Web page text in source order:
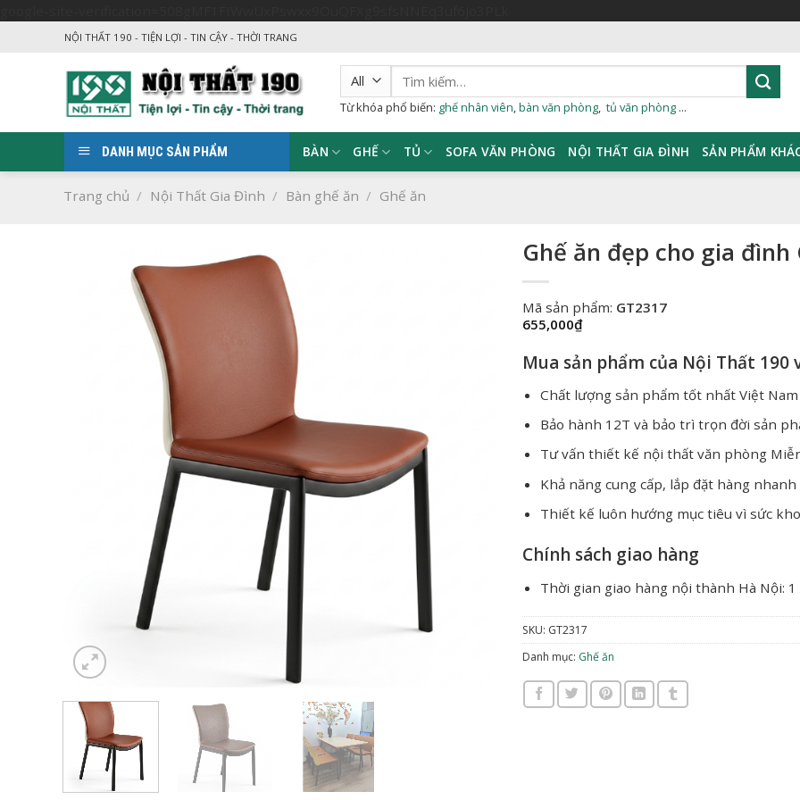
NỘI THẤT 190 - TIỆN LỢI - TIN CẬY - THỜI TRANG
Tìm
kiếm:
Từ khóa phổ biến: ghế nhân viên bàn văn phòng tủ văn phòng ...
DANH MỤC SẢN PHẨM BÀN GHẾ TỦ SOFA VĂN PHÒNG NỘI THẤT GIA ĐÌNH SẢN PHẨM
Trang chủ / Nội Thất Gia Đình / Bàn ghế ăn / Ghế ăn
Ghế ăn đẹp cho gia đình
Mã sản phẩm: GT2317
655,000₫
Mua sản phẩm của Nội Thất 190
Chất lượng sản phẩm tốt nhất Việt Nam
Bảo hành 12T và bảo trì trọn đời sản
Tư vấn thiết kế nội thất văn phòng
Khả năng cung cấp, lắp đặt hàng nhanh
Thiết kế luôn hướng mục tiêu vì sức
Chính sách giao hàng
Thời gian giao hàng nội thành Hà Nội: 1
SKU: GT2317
Danh mục: Ghế ăn